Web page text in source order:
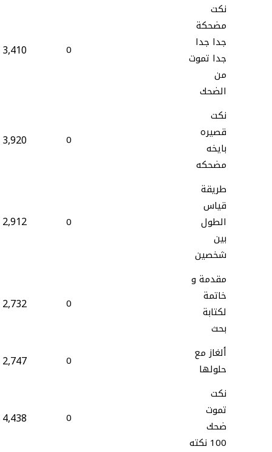
نكت
مضحكة
جدا جدا
جدا تموت
من
الضحك
0
3,410
نكت
قصيره
بايخه
مضحكه
0
3,920
طريقة
قياس
الطول
بين
شخصين
0
2,912
مقدمة و
خاتمة
لكتابة
بحث
0
2,732
ألغاز مع
حلولها
0
2,747
نكت
تموت
ضحك
100 نكته
0
4,438